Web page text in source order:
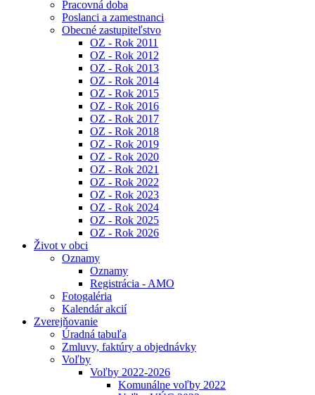
Pracovná doba
Poslanci a zamestnanci
Obecné zastupiteľstvo
OZ - Rok 2011
OZ - Rok 2012
OZ - Rok 2013
OZ - Rok 2014
OZ - Rok 2015
OZ - Rok 2016
OZ - Rok 2017
OZ - Rok 2018
OZ - Rok 2019
OZ - Rok 2020
OZ - Rok 2021
OZ - Rok 2022
OZ - Rok 2023
OZ - Rok 2024
OZ - Rok 2025
OZ - Rok 2026
Život v obci
Oznamy
Oznamy
Registrácia - AMO
Fotogaléria
Kalendár akcií
Zverejňovanie
Úradná tabuľa
Zmluvy, faktúry a objednávky
Voľby
Voľby 2022-2026
Komunálne voľby 2022